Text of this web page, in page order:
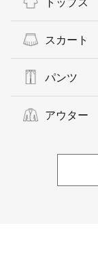
スカート
パンツ
アウター